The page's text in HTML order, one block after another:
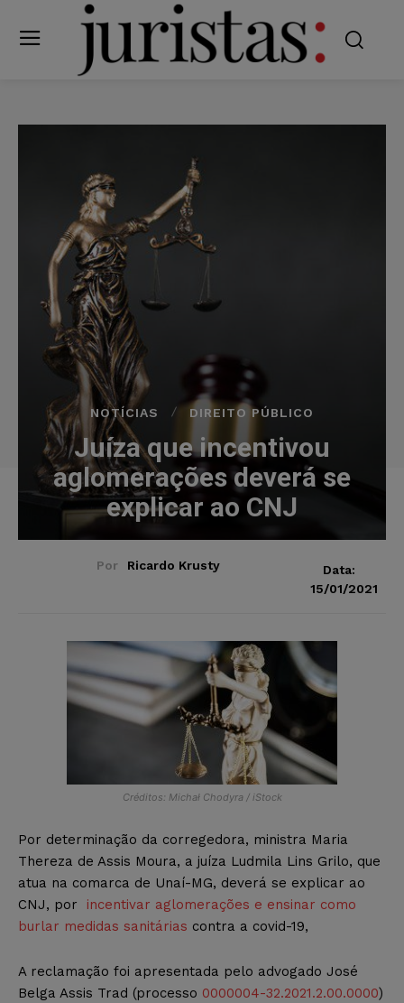
NOTÍCIAS DIREITO PÚBLICO
Juíza que incentivou
aglomerações deverá se
explicar ao CNJ
Por Ricardo Krusty
Data:
15/01/2021
Créditos: Michał Chodyra / iStock
Por determinação da corregedora, ministra Maria
Thereza de Assis Moura, a juíza Ludmila Lins Grilo, que
atua na comarca de Unaí-MG, deverá se explicar ao
CNJ, por incentivar aglomerações e ensinar como
burlar medidas sanitárias contra a covid-19,
A reclamação foi apresentada pelo advogado José
Belga Assis Trad (processo 0000004-32.2021.2.00.0000)